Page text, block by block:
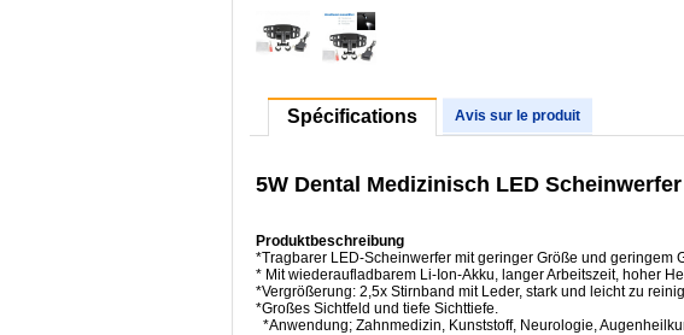
Spécifications Avis sur le produit
5W Dental Medizinisch LED
Produktbeschreibung
*Tragbarer LED-Scheinwerfer mit geringer Größe und geringem
* Mit wiederaufladbarem Li-Ion-Akku, langer Arbeitszeit, hoher
*Vergrößerung: 2,5x Stirnband mit Leder, stark und leicht zu
*Großes Sichtfeld und tiefe Sichttiefe.
*Anwendung; Zahnmedizin, Kunststoff, Neurologie,